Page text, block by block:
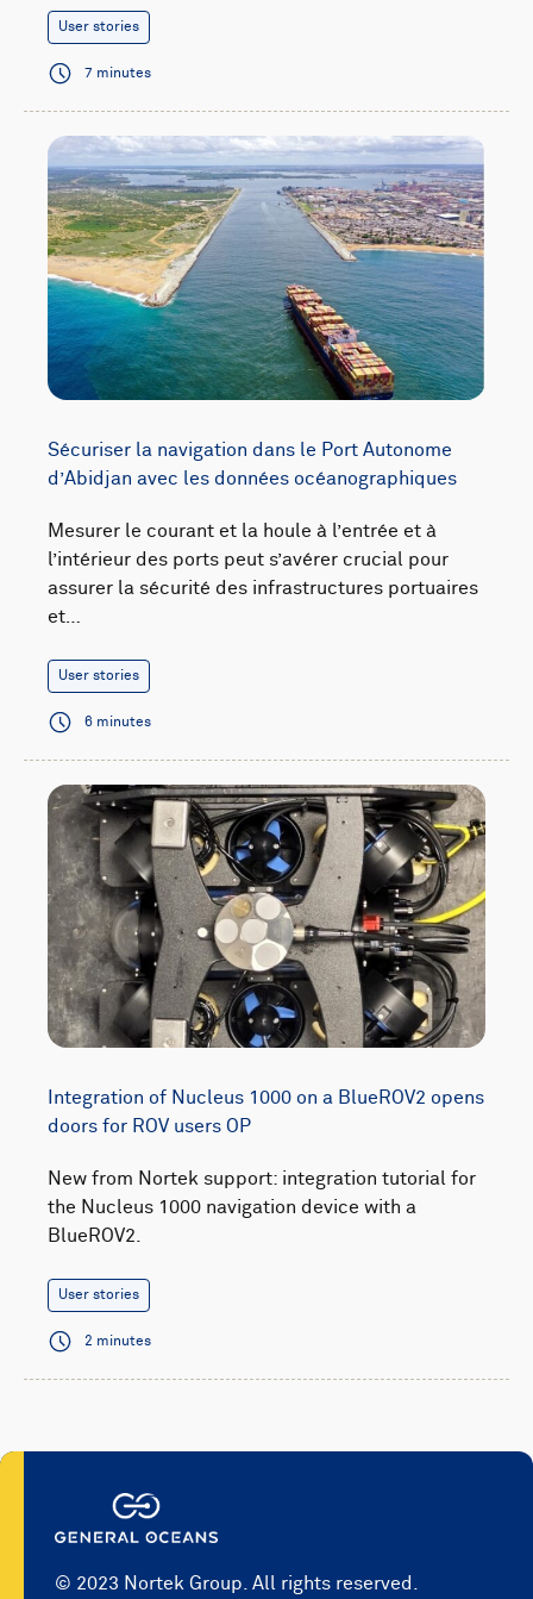
User stories
7 minutes
Sécuriser la navigation dans le Port Autonome
d’Abidjan avec les données océanographiques
Mesurer le courant et la houle à l’entrée et à
l’intérieur des ports peut s’avérer crucial pour
assurer la sécurité des infrastructures portuaires
et…
User stories
6 minutes
Integration of Nucleus 1000 on a BlueROV2 opens
doors for ROV users OP
New from Nortek support: integration tutorial for
the Nucleus 1000 navigation device with a
BlueROV2.
User stories
2 minutes
© 2023 Nortek Group. All rights reserved.